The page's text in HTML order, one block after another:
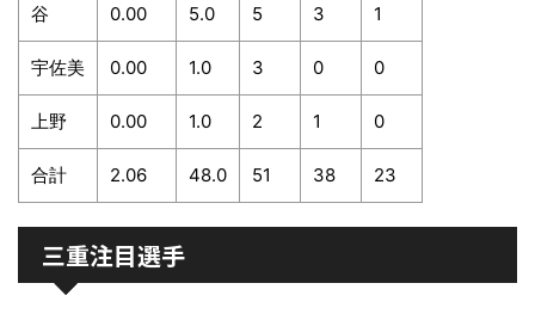
谷 0.00 5.0 5 3 1
宇佐美 0.00 1.0 3 0 0
上野 0.00 1.0 2 1 0
合計 2.06 48.0 51 38 23
三重注目選手